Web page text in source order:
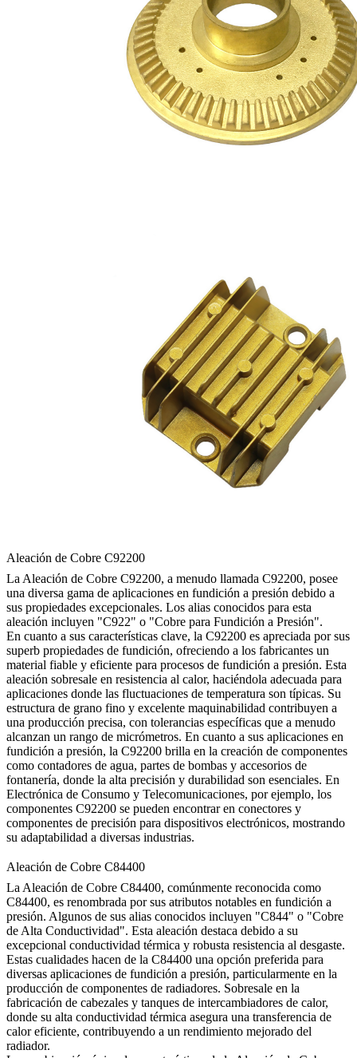
Aleación de Cobre C92200
La Aleación de Cobre C92200, a menudo llamada C92200, posee
una diversa gama de aplicaciones en fundición a presión debido a
sus propiedades excepcionales. Los alias conocidos para esta
aleación incluyen "C922" o "Cobre para Fundición a Presión".
En cuanto a sus características clave, la C92200 es apreciada por sus
superb propiedades de fundición, ofreciendo a los fabricantes un
material fiable y eficiente para procesos de fundición a presión. Esta
aleación sobresale en resistencia al calor, haciéndola adecuada para
aplicaciones donde las fluctuaciones de temperatura son típicas. Su
estructura de grano fino y excelente maquinabilidad contribuyen a
una producción precisa, con tolerancias específicas que a menudo
alcanzan un rango de micrómetros. En cuanto a sus aplicaciones en
fundición a presión, la C92200 brilla en la creación de componentes
como contadores de agua, partes de bombas y accesorios de
fontanería, donde la alta precisión y durabilidad son esenciales. En
Electrónica de Consumo y Telecomunicaciones, por ejemplo, los
componentes C92200 se pueden encontrar en conectores y
componentes de precisión para dispositivos electrónicos, mostrando
su adaptabilidad a diversas industrias.
Aleación de Cobre C84400
La Aleación de Cobre C84400, comúnmente reconocida como
C84400, es renombrada por sus atributos notables en fundición a
presión. Algunos de sus alias conocidos incluyen "C844" o "Cobre
de Alta Conductividad". Esta aleación destaca debido a su
excepcional conductividad térmica y robusta resistencia al desgaste.
Estas cualidades hacen de la C84400 una opción preferida para
diversas aplicaciones de fundición a presión, particularmente en la
producción de componentes de radiadores. Sobresale en la
fabricación de cabezales y tanques de intercambiadores de calor,
donde su alta conductividad térmica asegura una transferencia de
calor eficiente, contribuyendo a un rendimiento mejorado del
radiador.